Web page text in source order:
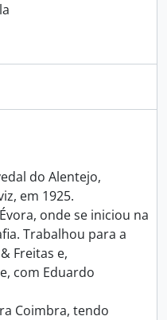
do Alentejo,
em 1925.
onde se iniciou na
Trabalhou para a
Freitas e,
com Eduardo
Coimbra, tendo